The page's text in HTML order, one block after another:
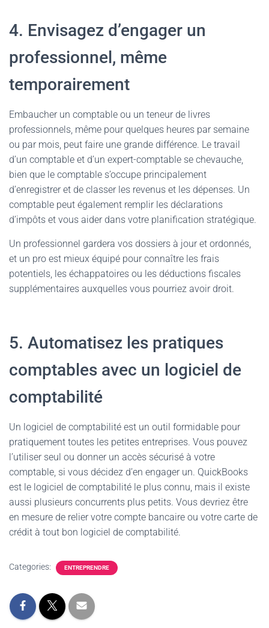
4. Envisagez d’engager un
professionnel, même
temporairement
Embaucher un comptable ou un teneur de livres
professionnels, même pour quelques heures par semaine
ou par mois, peut faire une grande différence. Le travail
d’un comptable et d’un expert-comptable se chevauche,
bien que le comptable s’occupe principalement
d’enregistrer et de classer les revenus et les dépenses. Un
comptable peut également remplir les déclarations
d’impôts et vous aider dans votre planification stratégique.
Un professionnel gardera vos dossiers à jour et ordonnés,
et un pro est mieux équipé pour connaître les frais
potentiels, les échappatoires ou les déductions fiscales
supplémentaires auxquelles vous pourriez avoir droit.
5. Automatisez les pratiques
comptables avec un logiciel de
comptabilité
Un logiciel de comptabilité est un outil formidable pour
pratiquement toutes les petites entreprises. Vous pouvez
l’utiliser seul ou donner un accès sécurisé à votre
comptable, si vous décidez d’en engager un. QuickBooks
est le logiciel de comptabilité le plus connu, mais il existe
aussi plusieurs concurrents plus petits. Vous devriez être
en mesure de relier votre compte bancaire ou votre carte de
crédit à tout bon logiciel de comptabilité.
Categories: ENTREPRENDRE